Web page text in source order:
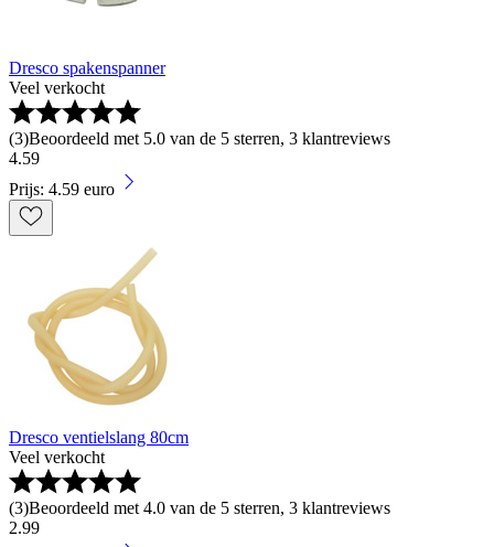
Dresco spakenspanner
Veel verkocht
(3)Beoordeeld met 5.0 van de 5 sterren, 3 klantreviews
4.59
Prijs: 4.59 euro
Dresco ventielslang 80cm
Veel verkocht
(3)Beoordeeld met 4.0 van de 5 sterren, 3 klantreviews
2.99